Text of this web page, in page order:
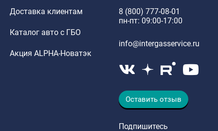
Доставка клиентам
Каталог авто с ГБО
Акция ALPHA-Новатэк
8 (800) 777-08-01
пн-пт: 09:00-17:00
info@intergasservice.ru
Оставить отзыв
Подпишитесь